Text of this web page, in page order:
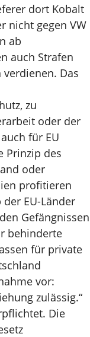
dort Kobalt
nicht gegen VW
ab
auch Strafen
Das
zu
oder der
für EU
Prinzip des
oder
profitieren
EU-Länder
Gefängnissen
behinderte
für private
vor:
zulässig.“
Die